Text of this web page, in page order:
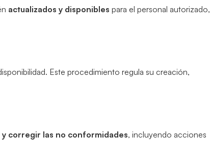
actualizados y disponibles para el personal autorizado,
Este procedimiento regula su creación,
corregir las no conformidades, incluyendo acciones